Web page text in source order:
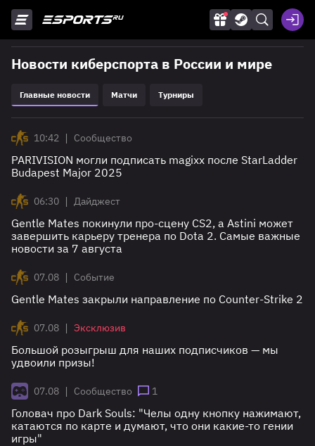
Новости киберспорта в России и мире
Главные новости Матчи Турниры
10:42 | Сообщество
PARIVISION могли подписать magixx после StarLadder
Budapest Major 2025
06:30 | Дайджест
Gentle Mates покинули про-сцену CS2, а Astini может
завершить карьеру тренера по Dota 2. Самые важные
новости за 7 августа
07.08 | Событие
Gentle Mates закрыли направление по Counter-Strike 2
07.08 | Эксклюзив
Большой розыгрыш для наших подписчиков — мы
удвоили призы!
07.08 | Сообщество 1
Головач про Dark Souls: "Челы одну кнопку нажимают,
катаются по карте и думают, что они какие-то гении
игры"